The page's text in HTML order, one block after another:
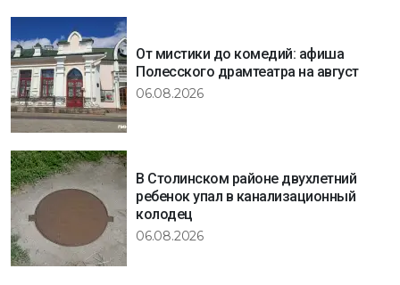
От мистики до комедий: афиша
Полесского драмтеатра на август
06.08.2026
В Столинском районе двухлетний
ребенок упал в канализационный
колодец
06.08.2026